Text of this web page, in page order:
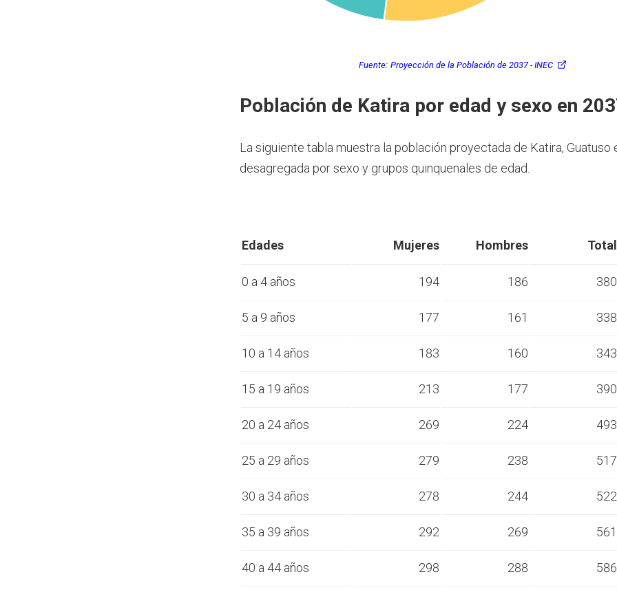
Fuente: Proyección de la Población de 2037 - INEC
Población de Katira por edad y sexo en
La siguiente tabla muestra la población proyectada de Katira, Guatuso
desagregada por sexo y grupos quinquenales de edad.
Edades Mujeres Hombres Total
0 a 4 años 194 186 380
5 a 9 años 177 161 338
10 a 14 años 183 160 343
15 a 19 años 213 177 390
20 a 24 años 269 224 493
25 a 29 años 279 238 517
30 a 34 años 278 244 522
35 a 39 años 292 269 561
40 a 44 años 298 288 586